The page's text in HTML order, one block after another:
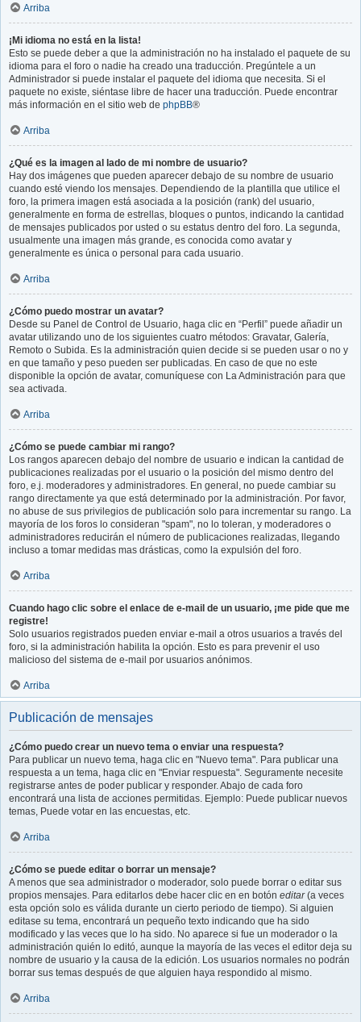
Arriba
¡Mi idioma no está en la lista!
Esto se puede deber a que la administración no ha instalado el paquete de su
idioma para el foro o nadie ha creado una traducción. Pregúntele a un
Administrador si puede instalar el paquete del idioma que necesita. Si el
paquete no existe, siéntase libre de hacer una traducción. Puede encontrar
más información en el sitio web de phpBB®
Arriba
¿Qué es la imagen al lado de mi nombre de usuario?
Hay dos imágenes que pueden aparecer debajo de su nombre de usuario
cuando esté viendo los mensajes. Dependiendo de la plantilla que utilice el
foro, la primera imagen está asociada a la posición (rank) del usuario,
generalmente en forma de estrellas, bloques o puntos, indicando la cantidad
de mensajes publicados por usted o su estatus dentro del foro. La segunda,
usualmente una imagen más grande, es conocida como avatar y
generalmente es única o personal para cada usuario.
Arriba
¿Cómo puedo mostrar un avatar?
Desde su Panel de Control de Usuario, haga clic en “Perfil” puede añadir un
avatar utilizando uno de los siguientes cuatro métodos: Gravatar, Galería,
Remoto o Subida. Es la administración quien decide si se pueden usar o no y
en que tamaño y peso pueden ser publicadas. En caso de que no este
disponible la opción de avatar, comuníquese con La Administración para que
sea activada.
Arriba
¿Cómo se puede cambiar mi rango?
Los rangos aparecen debajo del nombre de usuario e indican la cantidad de
publicaciones realizadas por el usuario o la posición del mismo dentro del
foro, e.j. moderadores y administradores. En general, no puede cambiar su
rango directamente ya que está determinado por la administración. Por favor,
no abuse de sus privilegios de publicación solo para incrementar su rango. La
mayoría de los foros lo consideran "spam", no lo toleran, y moderadores o
administradores reducirán el número de publicaciones realizadas, llegando
incluso a tomar medidas mas drásticas, como la expulsión del foro.
Arriba
Cuando hago clic sobre el enlace de e-mail de un usuario, ¡me pide que me
registre!
Solo usuarios registrados pueden enviar e-mail a otros usuarios a través del
foro, si la administración habilita la opción. Esto es para prevenir el uso
malicioso del sistema de e-mail por usuarios anónimos.
Arriba
Publicación de mensajes
¿Cómo puedo crear un nuevo tema o enviar una respuesta?
Para publicar un nuevo tema, haga clic en "Nuevo tema". Para publicar una
respuesta a un tema, haga clic en "Enviar respuesta". Seguramente necesite
registrarse antes de poder publicar y responder. Abajo de cada foro
encontrará una lista de acciones permitidas. Ejemplo: Puede publicar nuevos
temas, Puede votar en las encuestas, etc.
Arriba
¿Cómo se puede editar o borrar un mensaje?
A menos que sea administrador o moderador, solo puede borrar o editar sus
propios mensajes. Para editarlos debe hacer clic en en botón editar(a veces
esta opción solo es válida durante un cierto periodo de tiempo). Si alguien
editase su tema, encontrará un pequeño texto indicando que ha sido
modificado y las veces que lo ha sido. No aparece si fue un moderador o la
administración quién lo editó, aunque la mayoría de las veces el editor deja su
nombre de usuario y la causa de la edición. Los usuarios normales no podrán
borrar sus temas después de que alguien haya respondido al mismo.
Arriba